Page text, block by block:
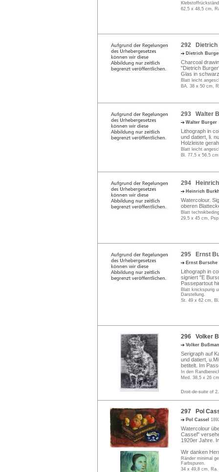
62,5 x 48,5 cm,
292 Dietrich
Dietrich
Charcoal
"Dietrich
Glas in
Blatt leicht
BA. 38 x 50 cm,
293 Walter
Walter Burger
Lithograph in
und datiert, li.
Holzleiste
Blatt leicht
Bl. 77,5 x 56,5
294 Heinrich
Heinrich
Watercolour.
oberen
Blatt
29,5 x 45 cm,
295 Ernst
Ernst Bursche
Lithograph in
signiert "E
Passepartout
Blatt knickspurig
Darstellung.
St. 49 x 62 cm,
296 Volker
Volker
Serigraph auf
und datiert,
betitelt. Im
In den
Med. 38,5 x 26
Droit-de-suite of
297 Pol
Pol Cassel
Watercolour
Cassel"
1920er Jahre.
Wir danken
Ränder minimal
Farbspuren.
34 x 49,8 cm,